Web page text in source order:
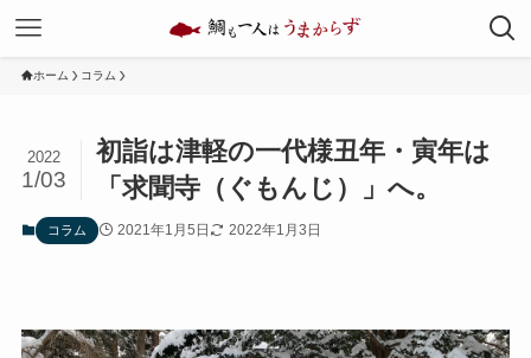
ホーム コラム
初詣は津軽の一代様丑年・寅年は
「求聞寺（ぐもんじ）」へ。
2022
1/03
コラム 2021年1月5日 2022年1月3日